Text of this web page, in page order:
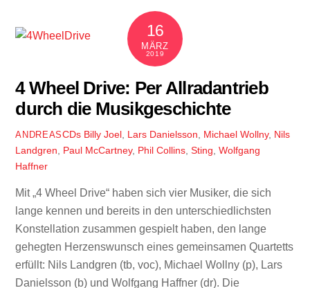
16
MÄRZ
2019
4 Wheel Drive: Per Allradantrieb
durch die Musikgeschichte
ANDREASCDs Billy Joel, Lars Danielsson Michael Wollny, Nils
Landgren
Paul McCartney, Phil Collins ,Sting ,Wolfgang
Haffner
Mit „4 Wheel Drive“ haben sich vier Musiker, die sich
lange kennen und bereits in den unterschiedlichsten
Konstellation zusammen gespielt haben, den lange
gehegten Herzenswunsch eines gemeinsamen Quartetts
erfüllt: Nils Landgren (tb, voc), Michael Wollny (p), Lars
Danielsson (b) und Wolfgang Haffner (dr). Die